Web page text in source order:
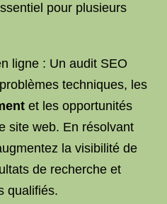
pour plusieurs
ligne : Un audit SEO
techniques, les
et les opportunités
site web. En résolvant
la visibilité de
de recherche et
qualifiés.